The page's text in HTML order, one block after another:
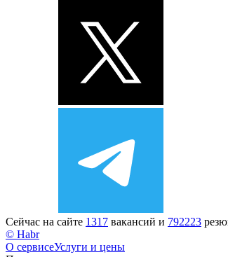
Сейчас на сайте 1317 вакансий и 792223
© Habr
О сервисеУслуги и цены